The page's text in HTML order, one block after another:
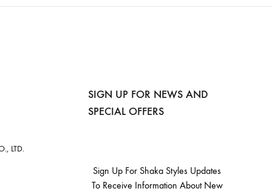
LTD.
SIGN UP FOR NEWS AND
SPECIAL OFFERS
Sign Up For Shaka Styles Updates
To Receive Information About New